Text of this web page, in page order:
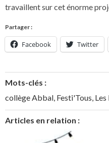
travaillent sur cet énorme
Partager :
Facebook Twitter
Mots-clés :
collège Abbal, Festi'Tous,
Articles en relation :